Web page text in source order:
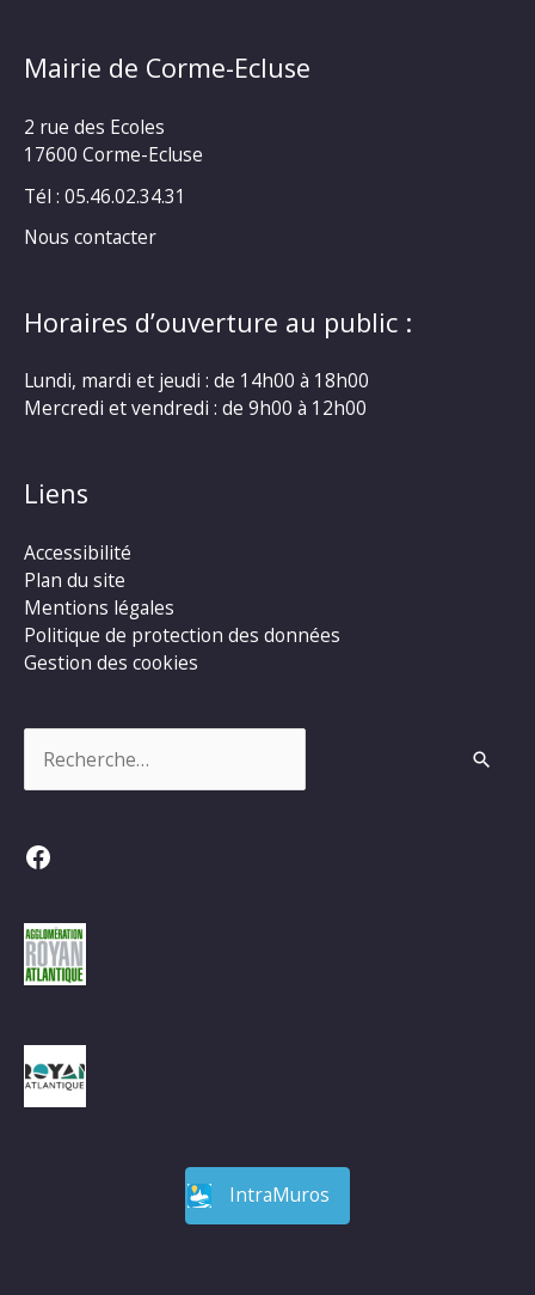
Mairie de Corme-Ecluse
2 rue des Ecoles
17600 Corme-Ecluse
Tél : 05.46.02.34.31
Nous contacter
Horaires d’ouverture au public :
Lundi, mardi et jeudi : de 14h00 à 18h00
Mercredi et vendredi : de 9h00 à 12h00
Liens
Accessibilité
Plan du site
Mentions légales
Politique de protection des données
Gestion des cookies
Facebook
IntraMuros